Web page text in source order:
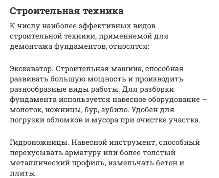
Строительная техника
К числу наиболее эффективных видов
строительной техники, применяемой для
демонтажа фундаментов, относятся:
Экскаватор. Строительная машина, способная
развивать большую мощность и производить
разнообразные виды работы. Для разборки
фундамента используется навесное оборудование —
молоток, ножницы, бур, зубило. Удобен для
погрузки обломков и мусора при очистке участка.
Гидроножницы. Навесной инструмент, способный
перекусывать арматуру или более толстый
металлический профиль, измельчать бетон и
плиты.